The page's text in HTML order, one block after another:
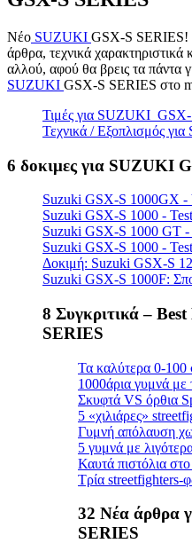
Νέο SUZUKI GSX-S SERIES!
άρθρα, τεχνικά
αλλού, αφού θα βρεις τα πάντα
SUZUKI GSX-S SERIES στο
Τιμές για SUZUKI
Τεχνικά / Εξοπλισμός
6 δοκιμες για SUZUKI
Suzuki GSX-S 1000GX -
Suzuki GSX-S 1000 - Test
Suzuki GSX-S 1000 GT -
Suzuki GSX-S 1000 -
Δοκιμή: Suzuki GSX-S
Suzuki GSX-S 1000F:
8 Συγκριτικά –
SERIES
Τα καλύτερα 0-100
1000άρια γυμνά με
Σκυφτά VS όρθια
5 «χιλιάρες»
Γυμνή απόλαυση
5 γυμνά με
Καυτά πιστόλια στο
Τρία streetfighters-
32 Νέα άρθρα
SERIES